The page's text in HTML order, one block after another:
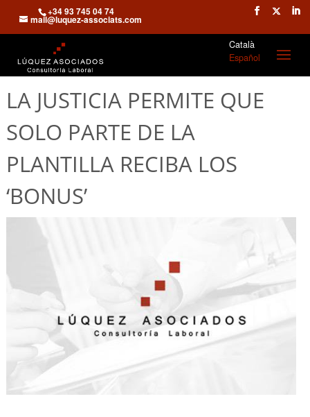
+34 93 745 04 74
mail@luquez-associats.com
Català
Español
LA JUSTICIA PERMITE QUE
SOLO PARTE DE LA
PLANTILLA RECIBA LOS
‘BONUS’